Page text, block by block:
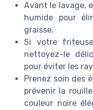
Avant le lavage,
humide pour
graisse.
Si votre
nettoyez-le
pour éviter les
Prenez soin des
prévenir la
couleur noire